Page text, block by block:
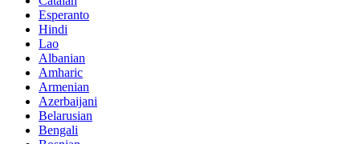
Esperanto
Hindi
Lao
Albanian
Amharic
Armenian
Azerbaijani
Belarusian
Bengali